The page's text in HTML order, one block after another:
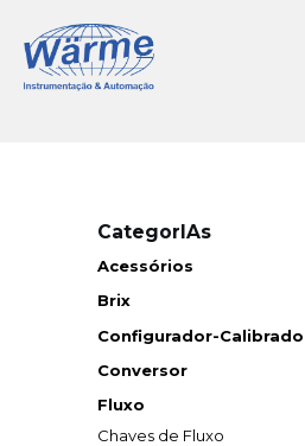
para
CategorIAs
Acessórios
Brix
Configurador-
Conversor
Fluxo
Chaves de Fluxo